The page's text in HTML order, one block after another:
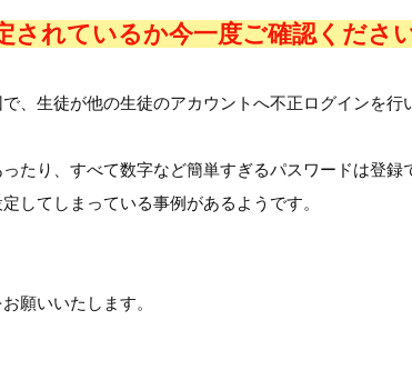
されているか今一度ご確認くださ
、生徒が他の生徒のアカウントへ不正ログインを行
たり、すべて数字など簡単すぎるパスワードは登録
してしまっている事例があるようです。
願いいたします。